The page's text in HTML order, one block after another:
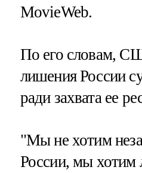
MovieWeb.
По его словам,
лишения России
ради захвата ее
"Мы не хотим
России, мы хотим